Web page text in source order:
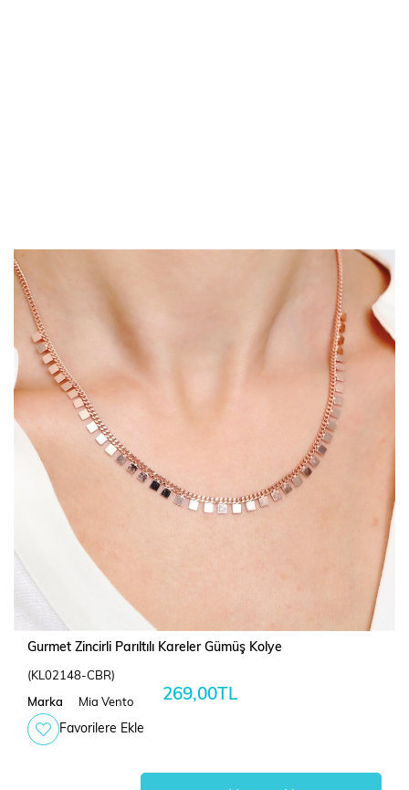
Gurmet Zincirli Parıltılı Kareler Gümüş Kolye
(KL02148-CBR)
Marka Mia Vento 269,00TL
Favorilere Ekle